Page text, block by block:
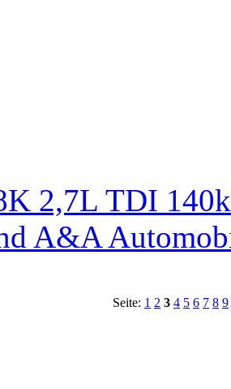
2,7L TDI
A&A
Seite: 1 2 3 4 5 6 7 8 9